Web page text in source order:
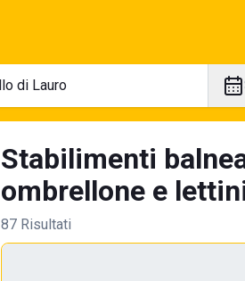
Stabilimenti
ombrellone e
87 Risultati